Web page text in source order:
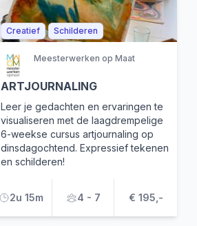
Creatief Schilderen
Meesterwerken op Maat
ARTJOURNALING
Leer je gedachten en ervaringen te
visualiseren met de laagdrempelige
6-weekse cursus artjournaling op
dinsdagochtend. Expressief tekenen
en schilderen!
2u 15m 4 - 7 € 195,-